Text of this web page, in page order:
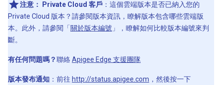
注意： Private Cloud 客戶 ：這個雲端版本是否已納入您的
Private Cloud 版本？請參閱版本資訊，瞭解版本包含哪些雲端版
本。此外，請參閱「 關於版本編號 」，瞭解如何比較版本編號來判
斷。
有任何問題嗎？聯絡Apigee Edge 支援團隊
版本發布通知 ：前往 http://status.apigee.com ，然後按一下